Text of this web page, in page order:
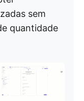
sem
quantidade